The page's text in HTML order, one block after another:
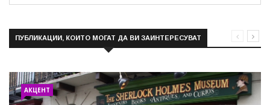
ПУБЛИКАЦИИ, КОИТО МОГАТ ДА ВИ ЗАИНТЕРЕСУВАТ
АКЦЕНТ